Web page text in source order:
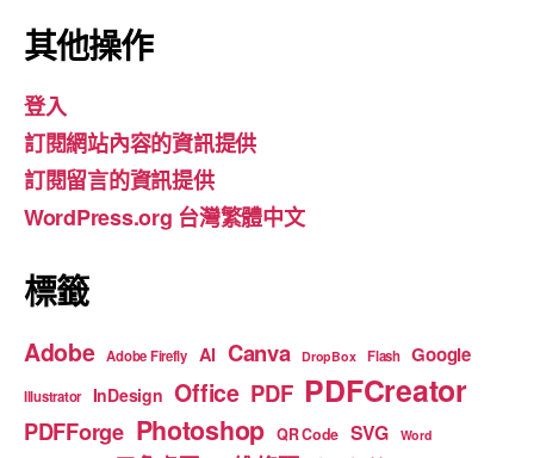
c
b
o
o
k
a
a
m
u
b
e
其他操作
登入
訂閱網站內容的資訊提供
訂閱留言的資訊提供
WordPress.org 台灣繁體中文
標籤
Adobe Adobe Firefly AI Canva DropBox Flash Google
Illustrator InDesign Office PDF PDFCreator
PDFForge Photoshop QR Code SVG Word